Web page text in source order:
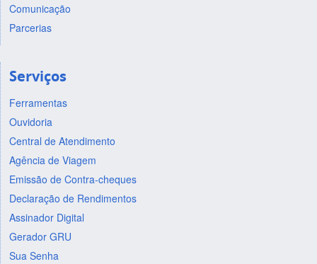
Comunicação
Parcerias
Serviços
Ferramentas
Ouvidoria
Central de Atendimento
Agência de Viagem
Emissão de Contra-cheques
Declaração de Rendimentos
Assinador Digital
Gerador GRU
Sua Senha